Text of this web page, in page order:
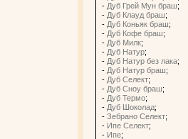
- Дуб Грей Мун браш;
- Дуб Клауд браш;
- Дуб Коньяк браш;
- Дуб Кофе браш;
- Дуб Милк;
- Дуб Натур;
- Дуб Натур без лака;
- Дуб Натур браш;
- Дуб Селект;
- Дуб Сноу браш;
- Дуб Термо;
- Дуб Шоколад;
- Зебрано Селект;
- Ипе Селект;
- Ипе;